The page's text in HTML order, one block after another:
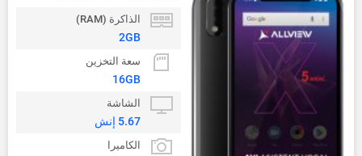
الذاكرة (RAM)
2GB
سعة التخزين
16GB
الشاشة
5.67 إنش
الكاميرا